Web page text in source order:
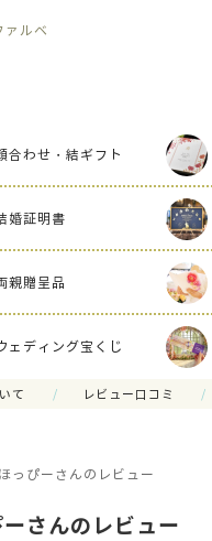
ァルベ
合わせ・結ギフト
婚証明書
親贈呈品
ェディング宝くじ
て レビュー口コミ
ほっぴーさんのレビュー
さんのレビュー